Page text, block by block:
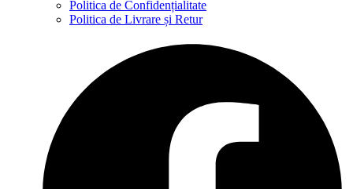
Politica de Confidențialitate
Politica de Livrare și Retur